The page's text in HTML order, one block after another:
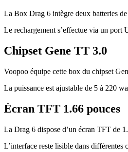
La Box Drag 6 intègre deux batteries
Le rechargement s’effectue via un port
Chipset Gene TT 3.0
Voopoo équipe cette box du chipset
La puissance est ajustable de 5 à 220
Écran TFT 1.66 pouces
La Drag 6 dispose d’un écran TFT de
L’interface reste lisible dans différentes